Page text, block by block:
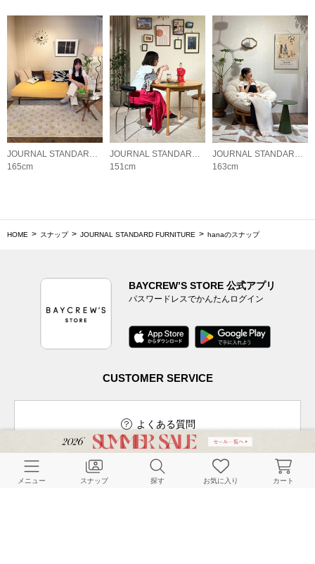
165cm
151cm
163cm
HOME スナップ JOURNAL STANDARD FURNITURE hanaのスナップ
BAYCREW’S STORE 公式アプリ
パスワードレスでかんたんログイン
CUSTOMER SERVICE
よくある質問
メニュー スナップ 探す お気に入り カート